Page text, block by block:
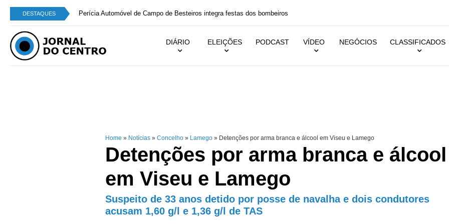
DESTAQUES Perícia Automóvel de Campo de Besteiros integra festas dos bombeiros
DIÁRIO ELEIÇÕES PODCAST VÍDEO NEGÓCIOS CLASSIFICADOS
Home » Notícias » Concelho » Lamego » Detenções por arma branca e álcool em Viseu e Lamego
Detenções por arma branca e álcool
em Viseu e Lamego
Suspeito de 33 anos detido por posse de navalha e dois condutores
acusam 1,60 g/l e 1,36 g/l de TAS